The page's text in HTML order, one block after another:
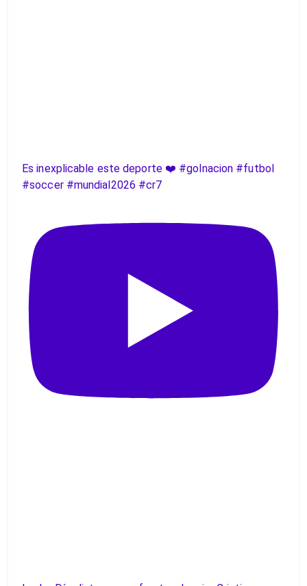
Es inexplicable este deporte ❤️ #golnacion #futbol
#soccer #mundial2026 #cr7